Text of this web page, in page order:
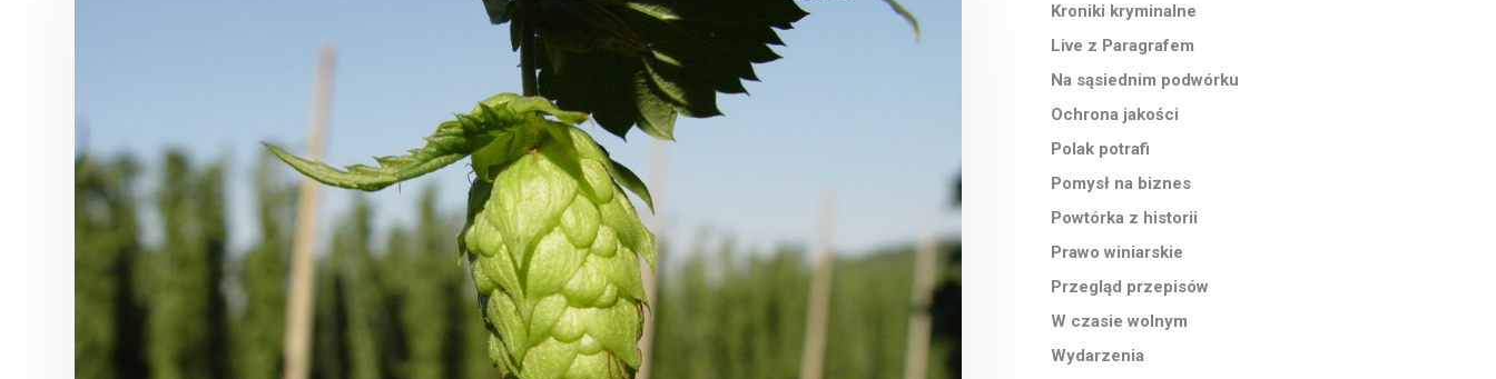
Kroniki kryminalne
Live z Paragrafem
Na sąsiednim podwórku
Ochrona jakości
Polak potrafi
Pomysł na biznes
Powtórka z historii
Prawo winiarskie
Przegląd przepisów
W czasie wolnym
Wydarzenia